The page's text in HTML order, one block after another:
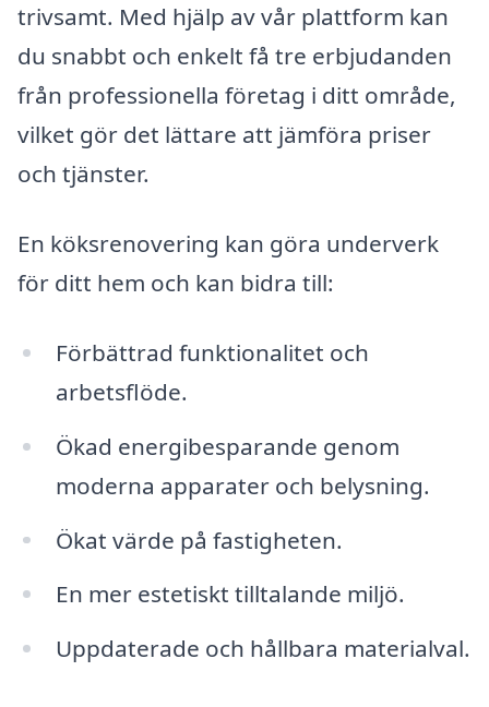
trivsamt. Med hjälp av vår plattform kan
du snabbt och enkelt få tre erbjudanden
från professionella företag i ditt område,
vilket gör det lättare att jämföra priser
och tjänster.
En köksrenovering kan göra underverk
för ditt hem och kan bidra till:
Förbättrad funktionalitet och
arbetsflöde.
Ökad energibesparande genom
moderna apparater och belysning.
Ökat värde på fastigheten.
En mer estetiskt tilltalande miljö.
Uppdaterade och hållbara materialval.